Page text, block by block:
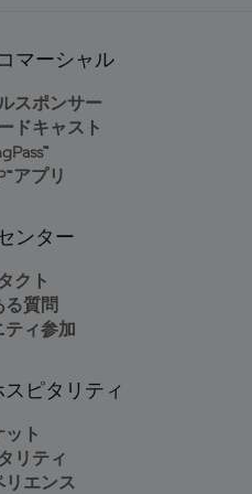
マーシャル
スポンサー
ドキャスト
アプリ
ンター
クト
る質問
ティ参加
ピタリティ
ット
リティ
リエンス